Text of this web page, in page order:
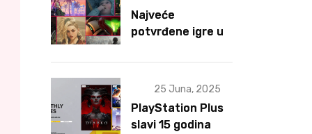
Najveće
potvrđene igre u
25 Juna, 2025
PlayStation Plus
slavi 15 godina